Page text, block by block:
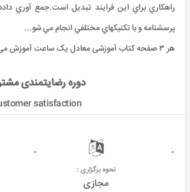
راهکاري براي اين فرايند تبديل است.جمع آوري
پرسشنامه و با تکنيکهاي مختلفي انجام مي شو...
هر ۳ صفحه کتاب آموزشی معادل یک ساعت آموزش می باشد.
دوره رضایتمندی
satisfaction
نحوه برگزاری :
مجازی